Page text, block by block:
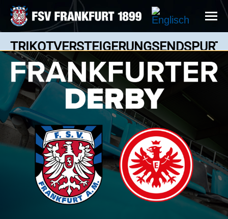
TRIKOTVERSTEIGERUNGSENDSPURT!
News: 08.03.2019